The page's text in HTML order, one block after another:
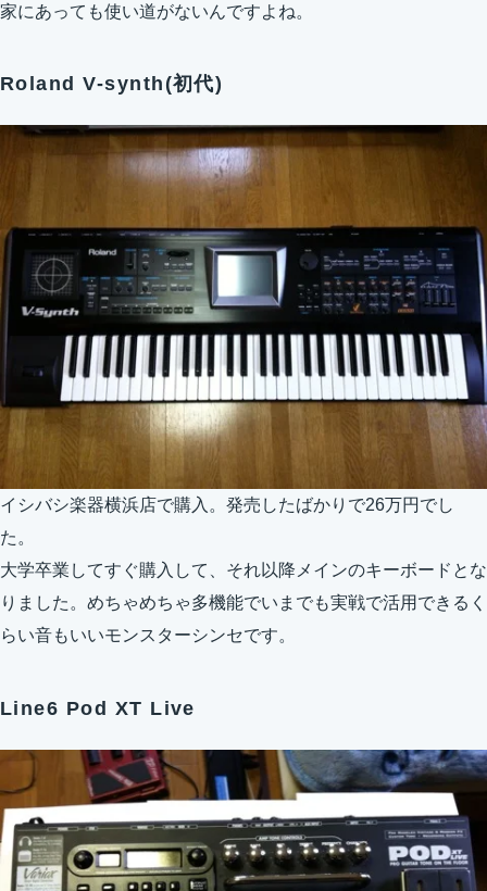
家にあっても使い道がないんですよね。
Roland V-synth(初代)
イシバシ楽器横浜店で購入。発売したばかりで26万円でし
た。
大学卒業してすぐ購入して、それ以降メインのキーボードとな
りました。めちゃめちゃ多機能でいまでも実戦で活用できるく
らい音もいいモンスターシンセです。
Line6 Pod XT Live